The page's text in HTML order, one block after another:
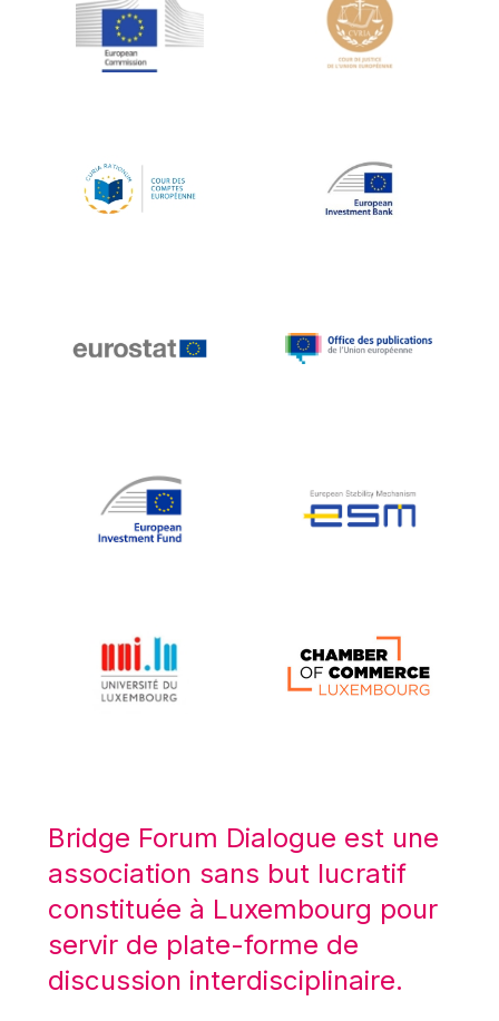
Jean-Louis Schiltz
Jean-Victor Louis
Johnny Åkerholm
Katharien L.C. Hunt
Klaus-Heiner Lehne
Koen LENAERTS
Lars Heikensten
Lucas Papademos
Máire Geoghegan-Quinn
Mario Centeno
Mario Monti
Maroš ŠEFČOVIČ
Martin Bailey
Martine Reicherts
Bridge Forum Dialogue est une
association sans but lucratif
constituée à Luxembourg pour
servir de plate-forme de
discussion interdisciplinaire.